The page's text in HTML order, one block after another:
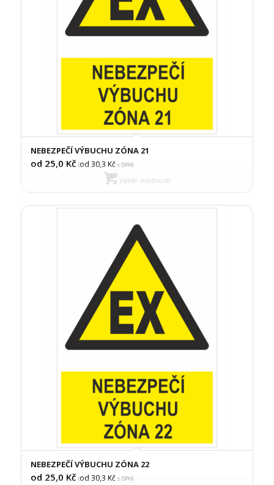
NEBEZPEČÍ VÝBUCHU ZÓNA 21
od 25,0 Kč (od 30,3 Kčs DPH)
Výběr možností
NEBEZPEČÍ VÝBUCHU ZÓNA 22
od 25,0 Kč (od 30,3 Kčs DPH)